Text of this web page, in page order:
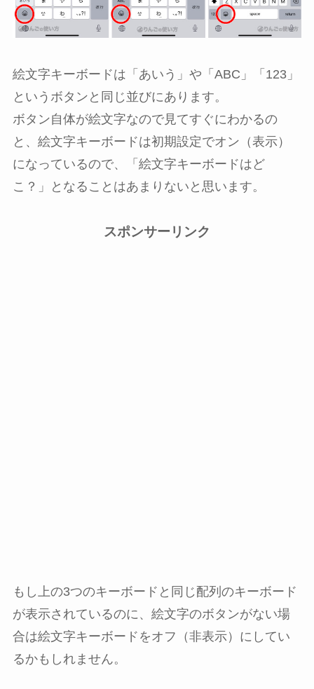
絵文字キーボードは「あいう」や「ABC」「123」
というボタンと同じ並びにあります。
ボタン自体が絵文字なので見てすぐにわかるの
と、絵文字キーボードは初期設定でオン（表示）
になっているので、「絵文字キーボードはど
こ？」となることはあまりないと思います。
スポンサーリンク
もし上の3つのキーボードと同じ配列のキーボード
が表示されているのに、絵文字のボタンがない場
合は絵文字キーボードをオフ（非表示）にしてい
るかもしれません。